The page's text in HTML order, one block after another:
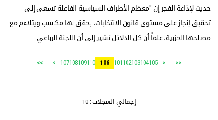
حديث لإذاعة الفجر إن "معظم الأطراف السياسية الفاعلة تسعى إلى
تحقيق إنجاز على مستوى قانون الانتخابات، يحقق لها مكاسب ويتلاءم مع
مصالحها الحزبية، علماً أن كل الدلائل تشير إلى أن اللجنة الرباعي
<<
<
101102103104105
106
107108109110
>
>>
إجمالي السجلات : 10